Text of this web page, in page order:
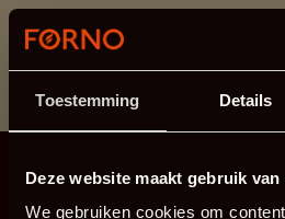
Toestemming Details
Deze website maakt gebruik van
We gebruiken cookies om
This section is currently under
If you are missing information,
413 745 423 or email us at